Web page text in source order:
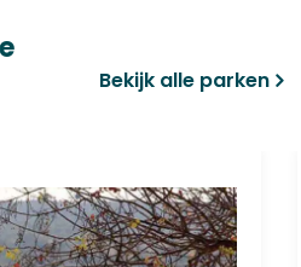
Bekijk alle parken